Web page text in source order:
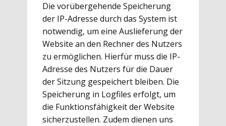
Die vorübergehende Speicherung
der IP-Adresse durch das System ist
notwendig, um eine Auslieferung der
Website an den Rechner des Nutzers
zu ermöglichen. Hierfür muss die IP-
Adresse des Nutzers für die Dauer
der Sitzung gespeichert bleiben. Die
Speicherung in Logfiles erfolgt, um
die Funktionsfähigkeit der Website
sicherzustellen. Zudem dienen uns